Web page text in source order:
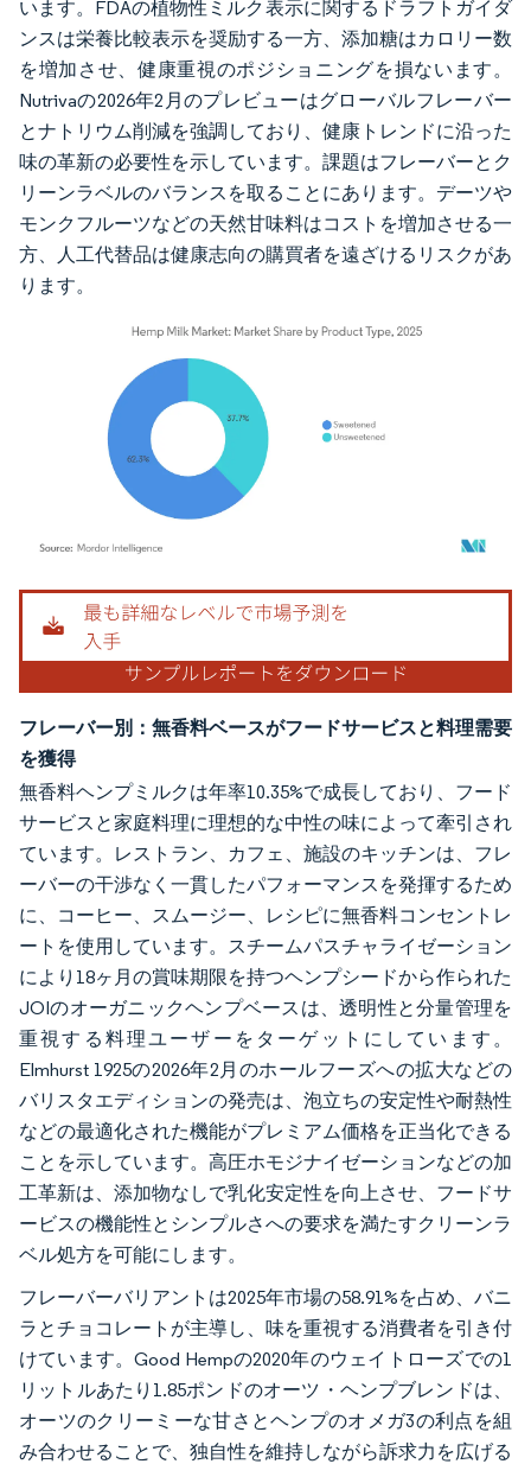
います。FDAの植物性ミルク表示に関するドラフトガイダ
ンスは栄養比較表示を奨励する一方、添加糖はカロリー数
を増加させ、健康重視のポジショニングを損ないます。
Nutrivaの2026年2月のプレビューはグローバルフレーバー
とナトリウム削減を強調しており、健康トレンドに沿った
味の革新の必要性を示しています。課題はフレーバーとク
リーンラベルのバランスを取ることにあります。デーツや
モンクフルーツなどの天然甘味料はコストを増加させる一
方、人工代替品は健康志向の購買者を遠ざけるリスクがあ
ります。
画像 © Mordor Intelligence。再利用にはCC BY 4.0の表示が必要です。
フレーバー別：無香料ベースがフードサービスと料理需要
を獲得
無香料ヘンプミルクは年率10.35%で成長しており、フード
サービスと家庭料理に理想的な中性の味によって牽引され
ています。レストラン、カフェ、施設のキッチンは、フレ
ーバーの干渉なく一貫したパフォーマンスを発揮するため
に、コーヒー、スムージー、レシピに無香料コンセントレ
ートを使用しています。スチームパスチャライゼーション
により18ヶ月の賞味期限を持つヘンプシードから作られた
JOIのオーガニックヘンプベースは、透明性と分量管理を
重視する料理ユーザーをターゲットにしています。
Elmhurst 1925の2026年2月のホールフーズへの拡大などの
バリスタエディションの発売は、泡立ちの安定性や耐熱性
などの最適化された機能がプレミアム価格を正当化できる
ことを示しています。高圧ホモジナイゼーションなどの加
工革新は、添加物なしで乳化安定性を向上させ、フードサ
ービスの機能性とシンプルさへの要求を満たすクリーンラ
ベル処方を可能にします。
フレーバーバリアントは2025年市場の58.91%を占め、バニ
ラとチョコレートが主導し、味を重視する消費者を引き付
けています。Good Hempの2020年のウェイトローズでの1
リットルあたり1.85ポンドのオーツ・ヘンプブレンドは、
オーツのクリーミーな甘さとヘンプのオメガ3の利点を組
み合わせることで、独自性を維持しながら訴求力を広げる